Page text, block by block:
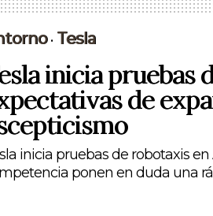
• Tesla
inicia pruebas
de
inicia pruebas de robotaxis
ponen en duda una